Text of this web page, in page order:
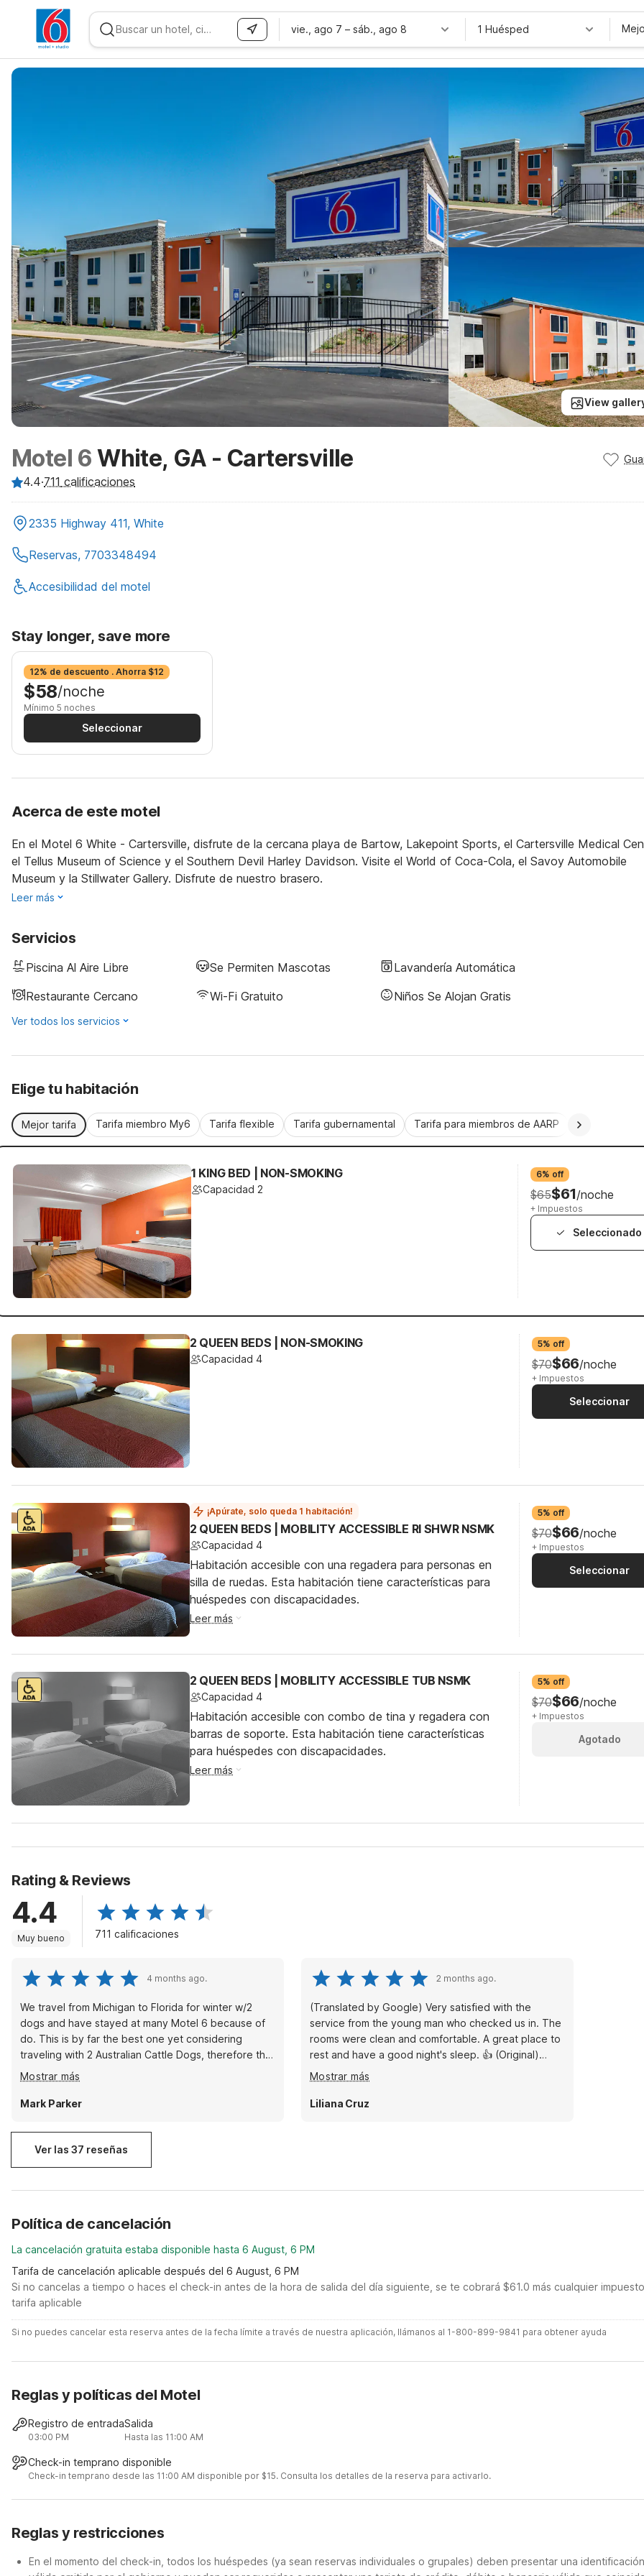
vie., ago 7 – sáb., ago 8 1 Huésped
View
Motel 6 White, GA - Cartersville
4.4·711 calificaciones
2335 Highway 411, White
Reservas, 7703348494
Accesibilidad del motel
Stay longer, save more
12% de descuento . Ahorra $12
$58/noche
Mínimo 5 noches
Seleccionar
Acerca de este motel
En el Motel 6 White - Cartersville, disfrute de la cercana playa de Bartow, Lakepoint Sports, el Cartersville Medical
el Tellus Museum of Science y el Southern Devil Harley Davidson. Visite el World of Coca-Cola, el Savoy Automobile
Museum y la Stillwater Gallery. Disfrute de nuestro brasero.
Leer más
Servicios
Piscina Al Aire Libre Se Permiten Mascotas
Lavandería Automática
Restaurante Cercano
Wi-Fi Gratuito Niños Se Alojan Gratis
Ver todos los servicios
Elige tu habitación
Mejor tarifa Tarifa miembro My6 Tarifa flexible Tarifa gubernamental Tarifa para miembros de AARP
1 KING BED | NON-SMOKING
Capacidad 2
6% off
$65$61/noche
+ Impuestos
Seleccionado
2 QUEEN BEDS | NON-SMOKING
Capacidad 4
5% off
$70$66/noche
+ Impuestos
Seleccionar
¡Apúrate, solo queda 1 habitación!
2 QUEEN BEDS | MOBILITY ACCESSIBLE RI SHWR NSMK
Capacidad 4
Habitación accesible con una regadera para personas en
silla de ruedas. Esta habitación tiene características para
huéspedes con discapacidades.
Leer más
5% off
$70$66/noche
+ Impuestos
Seleccionar
2 QUEEN BEDS | MOBILITY ACCESSIBLE TUB NSMK
Capacidad 4
Habitación accesible con combo de tina y regadera con
barras de soporte. Esta habitación tiene características
para huéspedes con discapacidades.
Leer más
5% off
$70$66/noche
+ Impuestos
Agotado
Rating & Reviews
4.4
Muy bueno 711 calificaciones
4 months ago.
We travel from Michigan to Florida for winter w/2
dogs and have stayed at many Motel 6 because of
do. This is by far the best one yet considering
traveling with 2 Australian Cattle Dogs, therefore the
5 star review. Room was very spacious/clean and
even had a table w/2 chairs. Probably twice the size
room than others, will definitely be back. Also
Parker
Mostrar más
Mark Parker
2 months ago.
(Translated by Google) Very satisfied with the
service from the young man who checked us in. The
rooms were clean and comfortable. A great place to
rest and have a good night's sleep. 👍 (Original)
Súper satisfecha con el trato del chico que nos
atendió al llegar , habitaciones limpias y con buen
confort . Buen lugar para descasar y tener una
Mostrar más
Liliana Cruz
Ver las 37 reseñas
Política de cancelación
La cancelación gratuita estaba disponible hasta 6 August, 6 PM
Tarifa de cancelación aplicable después del 6 August, 6 PM
Si no cancelas a tiempo o haces el check-in antes de la hora de salida del día siguiente, se te cobrará $61.0 más cualquier
tarifa aplicable
Si no puedes cancelar esta reserva antes de la fecha límite a través de nuestra aplicación, llámanos al 1-800-899-9841 para obtener ayuda
Reglas y políticas del Motel
Registro de entrada
03:00 PM
Salida
Hasta las 11:00 AM
Check-in temprano disponible
Check-in temprano desde las 11:00 AM disponible por $15. Consulta los detalles de la reserva para activarlo.
Reglas y restricciones
En el momento del check-in, todos los huéspedes (ya sean reservas individuales o grupales) deben presentar una identificación